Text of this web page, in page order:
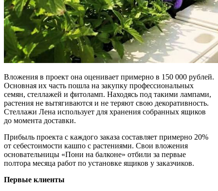
Вложения в проект она оценивает примерно в 150 000 рублей.
Основная их часть пошла на закупку профессиональных
семян, стеллажей и фитоламп. Находясь под такими лампами,
растения не вытягиваются и не теряют свою декоративность.
Стеллажи Лена использует для хранения собранных ящиков
до момента доставки.
Прибыль проекта с каждого заказа составляет примерно 20%
от себестоимости кашпо с растениями. Свои вложения
основательницы «Пони на балконе» отбили за первые
полтора месяца работ по установке ящиков у заказчиков.
Первые клиенты